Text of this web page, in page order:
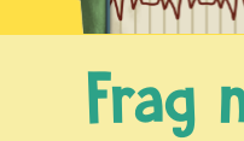
Frag